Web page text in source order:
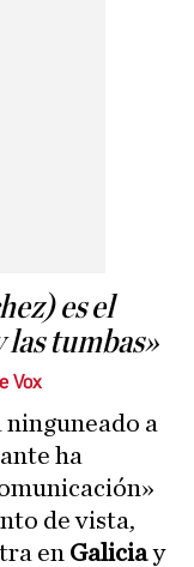
es el
las tumbas»
Vox
a
ha
de vista,
en Galiciay